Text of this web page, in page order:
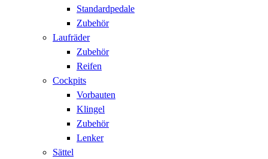
Standardpedale
Zubehör
Laufräder
Zubehör
Reifen
Cockpits
Vorbauten
Klingel
Zubehör
Lenker
Sättel